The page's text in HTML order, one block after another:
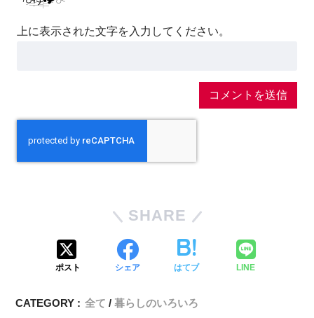
上に表示された文字を入力してください。
SHARE
ポスト シェア はてブ LINE
CATEGORY : 全て
暮らしのいろいろ